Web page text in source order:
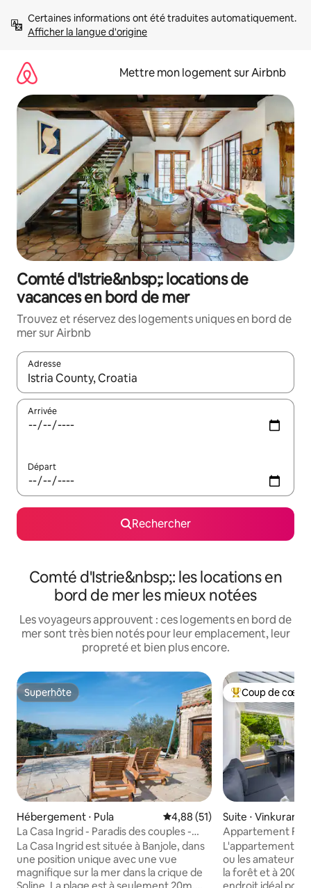
directement
Afficher la langue d'origine
Mettre mon logement sur Airbnb
Comté d'Istrie&nbsp;: locations de
vacances en bord de mer
Trouvez et réservez des logements uniques en bord de
mer sur Airbnb
Adresse
Lorsque les résultats s'affichent, utilisez les flèches vers le
Arrivée
Départ
Rechercher
Comté d'Istrie&nbsp;: les locations en
bord de mer les mieux notées
Les voyageurs approuvent : ces logements en bord de
mer sont très bien notés pour leur emplacement, leur
propreté et bien plus encore.
Superhôte
Superhôte
Hébergement ⋅ Pula Évaluation moyenne sur la
4,88 (51)
La Casa Ingrid - Paradis des couples -
Plage (20 m)
La Casa Ingrid est située à Banjole, dans
une position unique avec une vue
magnifique sur la mer dans la crique de
Coups de cœur
Coup de cœur
Suite ⋅ Vinkuran
Appartement
table, vélos et
L'appartement
ou les amateurs
la forêt et à 200